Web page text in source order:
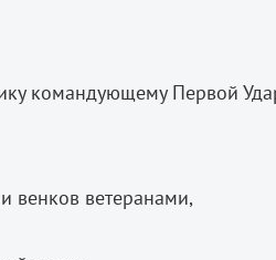
командующему Первой
ветеранами,